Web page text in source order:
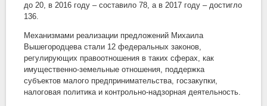
до 20, в 2016 году – составило 78, а в 2017 году – достигло
136.
Механизмами реализации предложений Михаила
Вышегородцева стали 12 федеральных законов,
регулирующих правоотношения в таких сферах, как
имущественно-земельные отношения, поддержка
субъектов малого предпринимательства, госзакупки,
налоговая политика и контрольно-надзорная деятельность.